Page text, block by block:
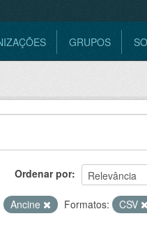
GRUPOS
Ordenar por
Ancine Formatos:
CSV